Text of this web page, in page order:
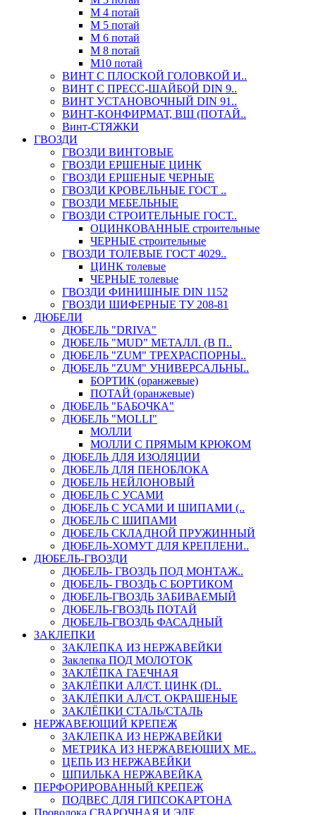
М 4 потай
М 5 потай
М 6 потай
М 8 потай
М10 потай
ВИНТ С ПЛОСКОЙ ГОЛОВКОЙ И..
ВИНТ С ПРЕСС-ШАЙБОЙ DIN 9..
ВИНТ УСТАНОВОЧНЫЙ DIN 91..
ВИНТ-КОНФИРМАТ, ВШ (ПОТАЙ..
Винт-СТЯЖКИ
ГВОЗДИ
ГВОЗДИ ВИНТОВЫЕ
ГВОЗДИ ЕРШЕНЫЕ ЦИНК
ГВОЗДИ ЕРШЕНЫЕ ЧЕРНЫЕ
ГВОЗДИ КРОВЕЛЬНЫЕ ГОСТ ..
ГВОЗДИ МЕБЕЛЬНЫЕ
ГВОЗДИ СТРОИТЕЛЬНЫЕ ГОСТ..
ОЦИНКОВАННЫЕ строительные
ЧЕРНЫЕ строительные
ГВОЗДИ ТОЛЕВЫЕ ГОСТ 4029..
ЦИНК толевые
ЧЕРНЫЕ толевые
ГВОЗДИ ФИНИШНЫЕ DIN 1152
ГВОЗДИ ШИФЕРНЫЕ ТУ 208-81
ДЮБЕЛИ
ДЮБЕЛЬ "DRIVA"
ДЮБЕЛЬ "MUD" МЕТАЛЛ. (В П..
ДЮБЕЛЬ "ZUM" ТРЕХРАСПОРНЫ..
ДЮБЕЛЬ "ZUM" УНИВЕРСАЛЬНЫ..
БОРТИК (оранжевые)
ПОТАЙ (оранжевые)
ДЮБЕЛЬ "БАБОЧКА"
ДЮБЕЛЬ "МOLLI"
МОЛЛИ
МОЛЛИ С ПРЯМЫМ КРЮКОМ
ДЮБЕЛЬ ДЛЯ ИЗОЛЯЦИИ
ДЮБЕЛЬ ДЛЯ ПЕНОБЛОКА
ДЮБЕЛЬ НЕЙЛОНОВЫЙ
ДЮБЕЛЬ С УСАМИ
ДЮБЕЛЬ С УСАМИ И ШИПАМИ (..
ДЮБЕЛЬ С ШИПАМИ
ДЮБЕЛЬ СКЛАДНОЙ ПРУЖИННЫЙ
ДЮБЕЛЬ-ХОМУТ ДЛЯ КРЕПЛЕНИ..
ДЮБЕЛЬ-ГВОЗДИ
ДЮБЕЛЬ- ГВОЗДЬ ПОД МОНТАЖ..
ДЮБЕЛЬ- ГВОЗДЬ С БОРТИКОМ
ДЮБЕЛЬ-ГВОЗДЬ ЗАБИВАЕМЫЙ
ДЮБЕЛЬ-ГВОЗДЬ ПОТАЙ
ДЮБЕЛЬ-ГВОЗДЬ ФАСАДНЫЙ
ЗАКЛЕПКИ
ЗАКЛЕПКА ИЗ НЕРЖАВЕЙКИ
Заклепка ПОД МОЛОТОК
ЗАКЛЁПКА ГАЕЧНАЯ
ЗАКЛЁПКИ АЛ/СТ. ЦИНК (DI..
ЗАКЛЁПКИ АЛ/СТ. ОКРАШЕНЫЕ
ЗАКЛЁПКИ СТАЛЬ/СТАЛЬ
НЕРЖАВЕЮЩИЙ КРЕПЕЖ
ЗАКЛЕПКА ИЗ НЕРЖАВЕЙКИ
МЕТРИКА ИЗ НЕРЖАВЕЮЩИХ МЕ..
ЦЕПЬ ИЗ НЕРЖАВЕЙКИ
ШПИЛЬКА НЕРЖАВЕЙКА
ПЕРФОРИРОВАННЫЙ КРЕПЕЖ
ПОДВЕС ДЛЯ ГИПСОКАРТОНА
Проволока СВАРОЧНАЯ И ЭЛЕ..